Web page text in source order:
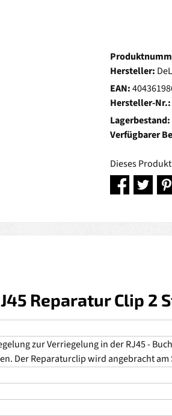
Hersteller:
EAN:
Hersteller-Nr.:
Lagerbestand:
Verfügbarer
Dieses
Reparatur Clip 2
zur Verriegelung in der RJ45 -
Der Reparaturclip wird angebracht